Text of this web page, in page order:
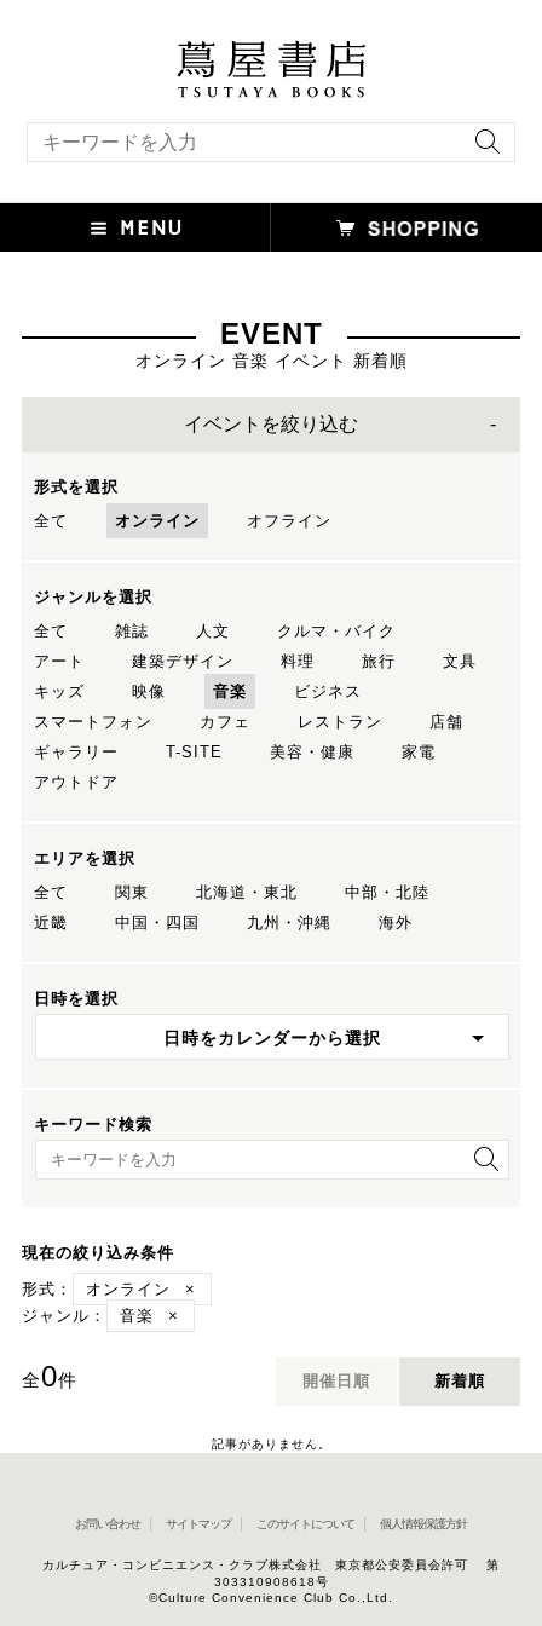
EVENT
オンライン 音楽 イベント 新着順
イベントを絞り込む
形式を選択
全て
オンライン オフライン
ジャンルを選択
全て
雑誌 人文
クルマ・バイク
アート
建築デザイン 料理 旅行
文具
キッズ
映像 音楽
ビジネス
スマートフォン
カフェ レストラン
店舗
ギャラリー
T-SITE 美容・健康
家電
アウトドア
エリアを選択
全て
関東 北海道・東北
中部・北陸
近畿
中国・四国 九州・沖縄 海外
日時を選択
日時をカレンダーから選択
キーワード検索
キーワード検索
現在の絞り込み条件
形式：
オンライン
×
ジャンル：
音楽 ×
全0件 開催日順 新着順
記事がありません。
お問い合わせ サイトマップ このサイトについて 個人情報保護方針
カルチュア・コンビニエンス・クラブ株式会社 東京都公安委員会許可 第
303310908618号
©Culture Convenience Club Co.,Ltd.